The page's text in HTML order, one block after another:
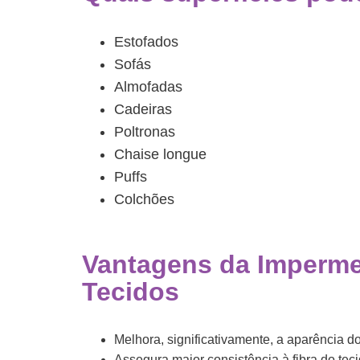
Estofados
Sofás
Almofadas
Cadeiras
Poltronas
Chaise longue
Puffs
Colchões
Vantagens da
Tecidos
Melhora, significativamente, a aparência